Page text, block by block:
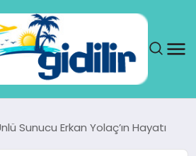
Sunucu Erkan Yolaç’ın Hayatı